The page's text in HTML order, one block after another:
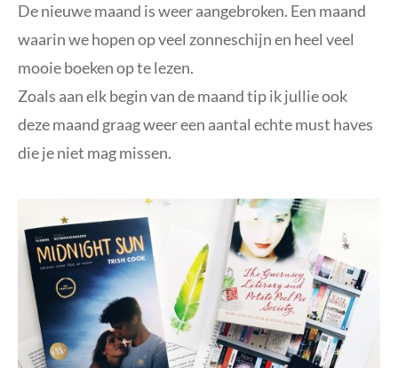
De nieuwe maand is weer aangebroken. Een maand
waarin we hopen op veel zonneschijn en heel veel
mooie boeken op te lezen.
Zoals aan elk begin van de maand tip ik jullie ook
deze maand graag weer een aantal echte must haves
die je niet mag missen.